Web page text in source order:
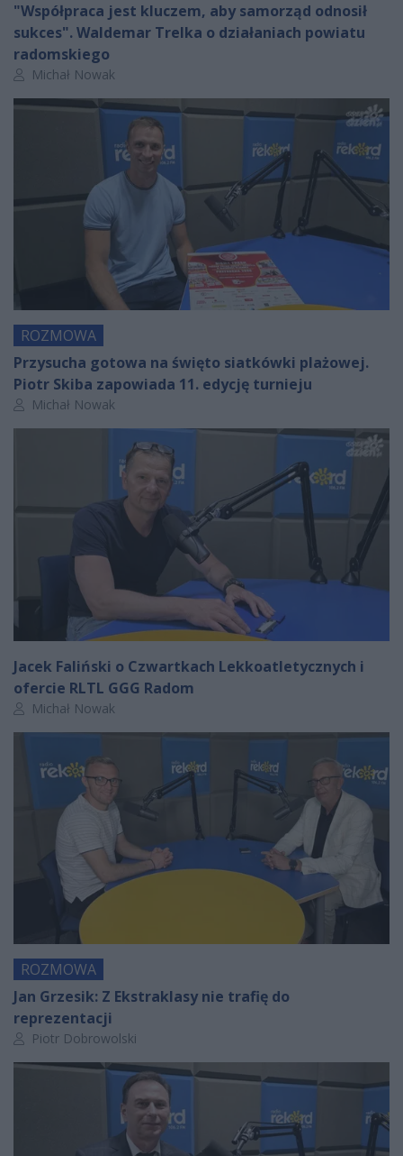
"Współpraca jest kluczem, aby samorząd odnosił
sukces". Waldemar Trelka o działaniach powiatu
radomskiego
Autor artykułu:
Michał Nowak
ROZMOWA
Przysucha gotowa na święto siatkówki plażowej.
Piotr Skiba zapowiada 11. edycję turnieju
Autor artykułu:
Michał Nowak
Jacek Faliński o Czwartkach Lekkoatletycznych i
ofercie RLTL GGG Radom
Autor artykułu:
Michał Nowak
ROZMOWA
Jan Grzesik: Z Ekstraklasy nie trafię do
reprezentacji
Autor artykułu:
Piotr Dobrowolski